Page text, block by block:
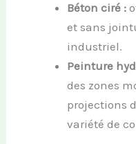
Béton ciré :
et sans
industriel.
Peinture
des zones
projections
variété de